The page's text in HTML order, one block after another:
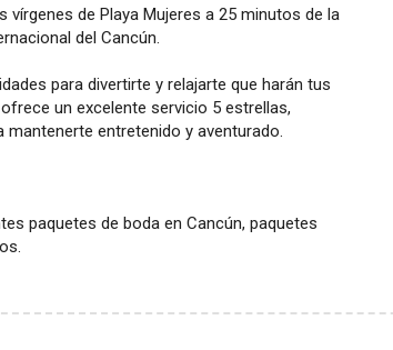
de Playa Mujeres a 25 minutos de la
del Cancún.
para divertirte y relajarte que harán tus
un excelente servicio 5 estrellas,
entretenido y aventurado.
paquetes de boda en Cancún, paquetes